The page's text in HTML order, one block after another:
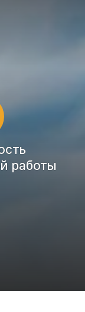
работы